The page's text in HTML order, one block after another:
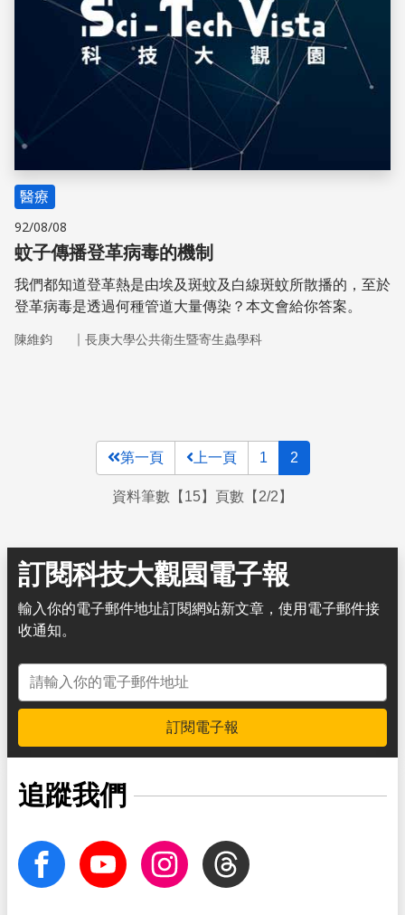
醫療
92/08/08
蚊子傳播登革病毒的機制
我們都知道登革熱是由埃及斑蚊及白線斑蚊所散播的，至於
登革病毒是透過何種管道大量傳染？本文會給你答案。
陳維鈞 ｜ 長庚大學公共衛生暨寄生蟲學科
第一頁 上一頁 1 2
資料筆數【15】頁數【2/2】
訂閱科技大觀園電子報
輸入你的電子郵件地址訂閱網站新文章，使用電子郵件接
收通知。
電子郵件地址
訂閱電子報
追蹤我們
facebook Youtube InstagramThreads